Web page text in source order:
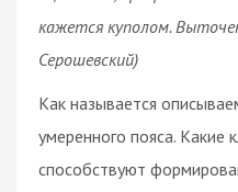
кажется куполом.
Серошевский)
Как называется
умеренного пояса. Какие
способствуют